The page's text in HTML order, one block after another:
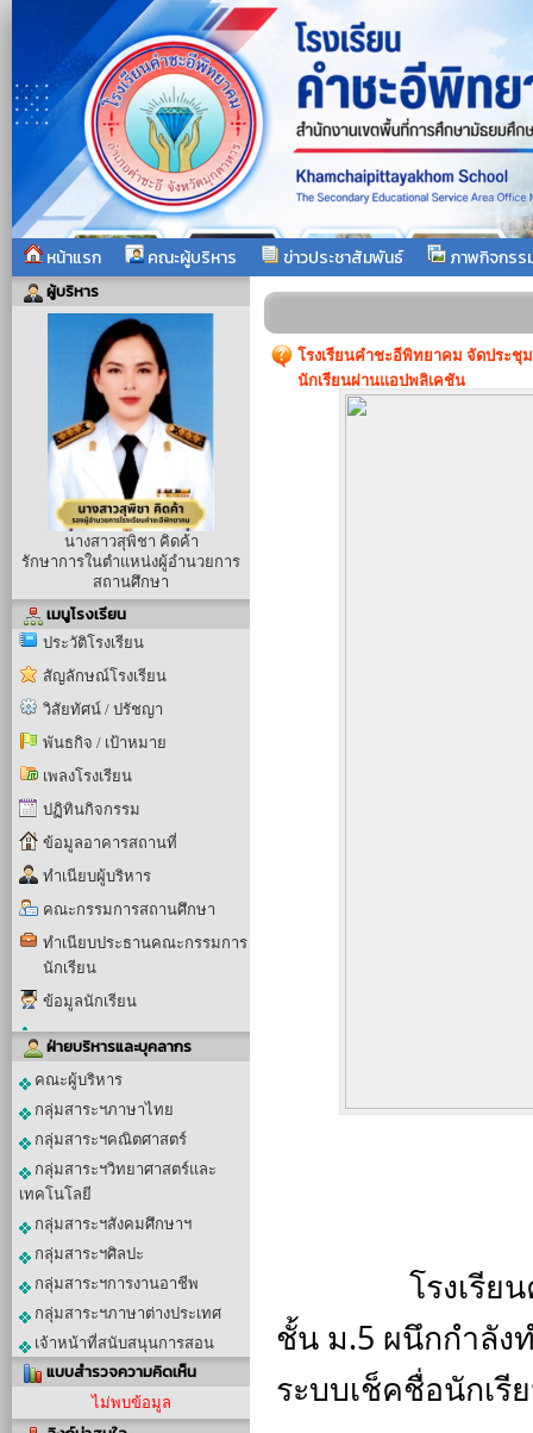
หน้าแรก คณะผู้บริหาร ข่าวประชาสัมพันธ์ ภาพกิจกรร
ผู้บริหาร
นางสาวสุพิชา คิดค้า
รักษาการในตำแหน่งผู้อำนวยการ
สถานศึกษา
เมนูโรงเรียน
ประวัติโรงเรียน
สัญลักษณ์โรงเรียน
วิสัยทัศน์ / ปรัชญา
พันธกิจ / เป้าหมาย
เพลงโรงเรียน
ปฏิทินกิจกรรม
ข้อมูลอาคารสถานที่
ทำเนียบผู้บริหาร
คณะกรรมการสถานศึกษา
ทำเนียบประธานคณะกรรมการ
นักเรียน
ข้อมูลนักเรียน
ฝ่ายบริหารและบุคลากร
คณะผู้บริหาร
กลุ่มสาระฯภาษาไทย
กลุ่มสาระฯคณิตศาสตร์
กลุ่มสาระฯวิทยาศาสตร์และ
เทคโนโลยี
กลุ่มสาระฯสังคมศึกษาฯ
กลุ่มสาระฯศิลปะ
กลุ่มสาระฯการงานอาชีพ
กลุ่มสาระฯภาษาต่างประเทศ
เจ้าหน้าที่สนับสนุนการสอน
แบบสำรวจความคิดเห็น
ไม่พบข้อมูล
โรงเรียนคำชะอีพิทยาคม จัดประชุ
นักเรียนผ่านแอปพลิเคชัน
ชั้น ม.5 ผนึกกำลัง
ระบบเช็คชื่อนักเ